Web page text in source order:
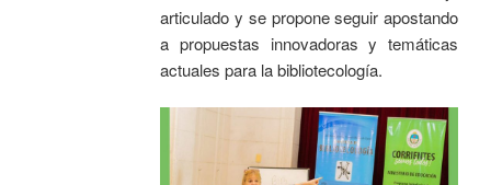
articulado y se propone seguir apostando
a propuestas innovadoras y temáticas
actuales para la bibliotecología.